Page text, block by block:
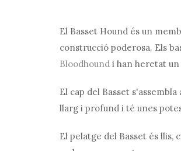
El Basset Hound és un
construcció poderosa. Els
Bloodhound i han heretat
El cap del Basset
llarg i profund i té unes
El pelatge del Basset és llis,